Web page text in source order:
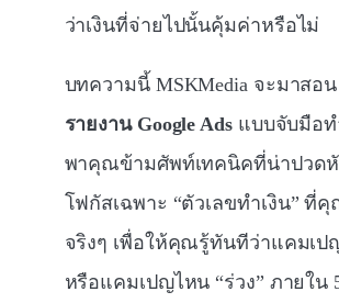
ว่าเงินที่จ่ายไปนั้นคุ้มค่าหรือไม่
บทความนี้ MSKMedia จะมาสอ
รายงาน Google Adsแบบจับมือท
พาคุณข้ามศัพท์เทคนิคที่น่าปวด
โฟกัสเฉพาะ “ตัวเลขทำเงิน” ที่
จริงๆ เพื่อให้คุณรู้ทันทีว่าแคมเป
หรือแคมเปญไหน “ร่วง” ภายใน